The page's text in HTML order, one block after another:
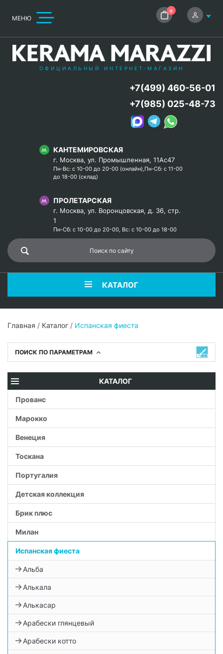
МЕНЮ
0
ОФИЦИАЛЬНЫЙ ИНТЕРНЕТ-МАГАЗИН
КАНТЕМИРОВСКАЯ
г. Москва, ул. Промышленная, 11Ас47
Пн-Вс: с 10-00 до 20-00 (онлайн),Пн-Сб: с 11-00
до 18-00 (склад)
ПРОЛЕТАРСКАЯ
г. Москва, ул. Воронцовская, д. 36, стр.
1
Пн-Сб: с 10-00 до 20-00, Вс: с 10-00 до 18-00
+7(499) 460-56-01
+7(985) 025-48-73
КАТАЛОГ
Главная / Каталог / Испанская фиеста
ПОИСК ПО ПАРАМЕТРАМ
КАТАЛОГ
Прованс
Марокко
Венеция
Тоскана
Португалия
Детская коллекция
Брик плюс
Милан
Испанская фиеста
Альба
Алькала
Алькасар
Арабески глянцевый
Арабески котто